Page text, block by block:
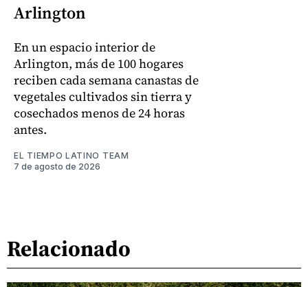
Arlington
En un espacio interior de
Arlington, más de 100 hogares
reciben cada semana canastas de
vegetales cultivados sin tierra y
cosechados menos de 24 horas
antes.
EL TIEMPO LATINO TEAM
7 de agosto de 2026
Relacionado